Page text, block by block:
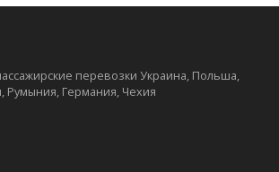
перевозки Украина, Польша,
Румыния, Германия, Чехия